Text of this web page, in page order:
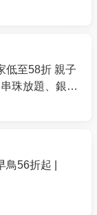
港迪士尼樂
體驗。
任何第1級別
的類型。 賓
門票，可在
」門票。
任何樂園開
低至58折 親子
珠放題、銀戒
56折起 |